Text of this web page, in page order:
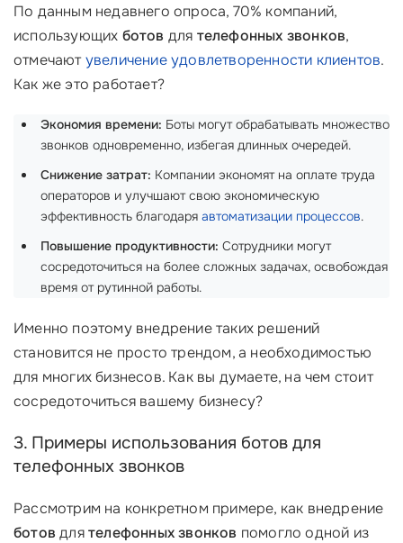
По данным недавнего опроса, 70% компаний,
использующих ботов для телефонных звонков,
отмечаютувеличение удовлетворенности клиентов.
Как же это работает?
Экономия времени: Боты могут обрабатывать множество
звонков одновременно, избегая длинных очередей.
Снижение затрат: Компании экономят на оплате труда
операторов и улучшают свою экономическую
эффективность благодаря автоматизации процессов.
Повышение продуктивности: Сотрудники могут
сосредоточиться на более сложных задачах, освобождая
время от рутинной работы.
Именно поэтому внедрение таких решений
становится не просто трендом, а необходимостью
для многих бизнесов. Как вы думаете, на чем стоит
сосредоточиться вашему бизнесу?
3. Примеры использования ботов для
телефонных звонков
Рассмотрим на конкретном примере, как внедрение
ботов длятелефонных звонков помогло одной из